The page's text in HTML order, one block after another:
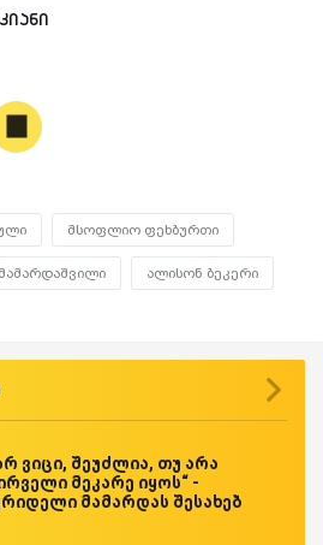
მსოფლიო ფეხბურთი
ალისონ ბეკერი
ვიცი, შეუძლია, თუ არა
მეკარე იყოს“ -
მამარდას შესახებ